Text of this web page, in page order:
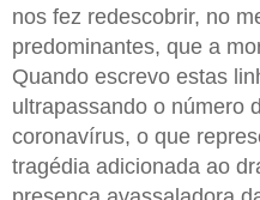
nos fez redescobrir, no
predominantes, que a
Quando escrevo estas
ultrapassando o número
coronavírus, o que
tragédia adicionada ao